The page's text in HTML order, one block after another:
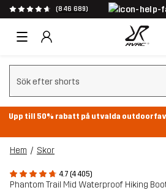
(846 689)
Rensa sök
Upp till 50% rabatt på utvalda
Hem Skor
4.7 (4 405)
Phantom Trail Mid Waterproof Hiking